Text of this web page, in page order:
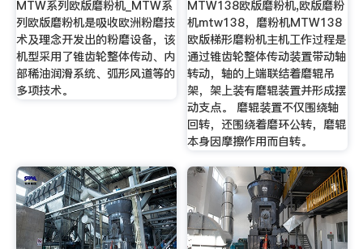
MTW系列欧版磨粉机_MTW系
列欧版磨粉机是吸收欧洲粉磨技
术及理念开发出的粉磨设备，该
机型采用了锥齿轮整体传动、内
部稀油润滑系统、弧形风道等的
多项技术。
MTW138欧版磨粉机,欧版磨粉
机mtw138，磨粉机MTW138
欧版梯形磨粉机主机工作过程是
通过锥齿轮整体传动装置带动轴
转动，轴的上端联结着磨辊吊
架，架上装有磨辊装置并形成摆
动支点。 磨辊装置不仅围绕轴
回转，还围绕着磨环公转，磨辊
本身因摩擦作用而自转。